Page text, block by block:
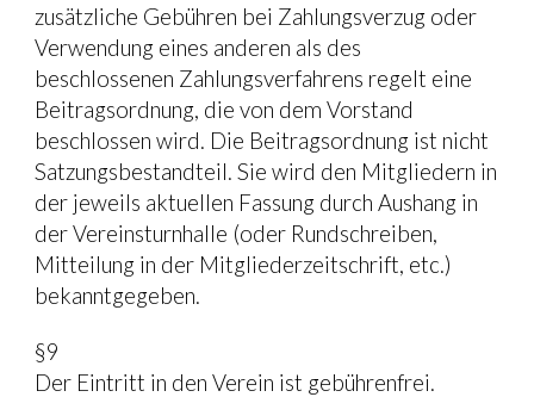
zusätzliche Gebühren bei Zahlungsverzug oder
Verwendung eines anderen als des
beschlossenen Zahlungsverfahrens regelt eine
Beitragsordnung, die von dem Vorstand
beschlossen wird. Die Beitragsordnung ist nicht
Satzungsbestandteil. Sie wird den Mitgliedern in
der jeweils aktuellen Fassung durch Aushang in
der Vereinsturnhalle (oder Rundschreiben,
Mitteilung in der Mitgliederzeitschrift, etc.)
bekanntgegeben.
§9
Der Eintritt in den Verein ist gebührenfrei.